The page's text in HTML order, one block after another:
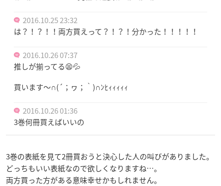
2016.10.25 23:32
は？！？！！両方買えって？！？！分かった！！！！！
2016.10.26 07:37
推しが揃ってる😫💦
買います〜∩(´；ヮ；｀)∩ﾝﾋｨｨｨｨｨ
2016.10.26 01:36
3巻何冊買えばいいの
3巻の表紙を見て2冊買おうと決心した人の叫びがありました。
どっちもいい表紙なので欲しくなりますね…。
両方買った方がある意味幸せかもしれません。